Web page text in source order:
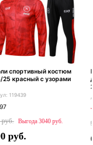
спортивный костюм
25 красный с узорами
119439
3040